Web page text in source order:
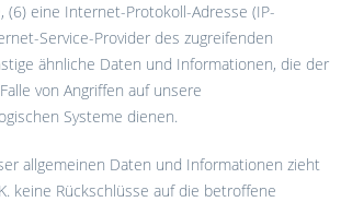
eine Internet-Protokoll-Adresse (IP-
Service-Provider des zugreifenden
ähnliche Daten und Informationen, die der
von Angriffen auf unsere
Systeme dienen.
allgemeinen Daten und Informationen zieht
keine Rückschlüsse auf die betroffene